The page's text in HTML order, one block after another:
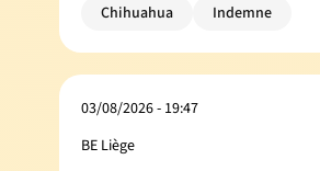
Chihuahua
Indemne
03/08/2026 - 19:47
BE Liège